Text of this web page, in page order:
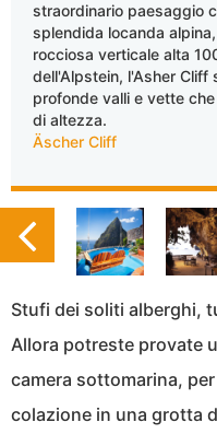
straordinario paesaggio
splendida locanda
rocciosa verticale alta
dell'Alpstein, l'Asher Cliff
profonde valli e vette
di altezza.
Äscher Cliff
Stufi dei soliti alberghi,
Allora potreste provate
camera sottomarina,
colazione in una grotta